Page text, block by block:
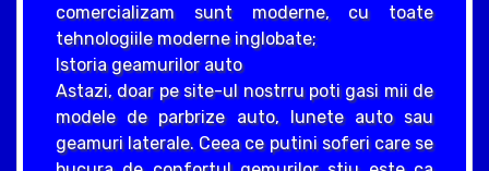
comercializam sunt moderne, cu toate
tehnologiile moderne inglobate;
Istoria geamurilor auto
Astazi, doar pe site-ul nostrru poti gasi mii de
modele de parbrize auto, lunete auto sau
geamuri laterale. Ceea ce putini soferi care se